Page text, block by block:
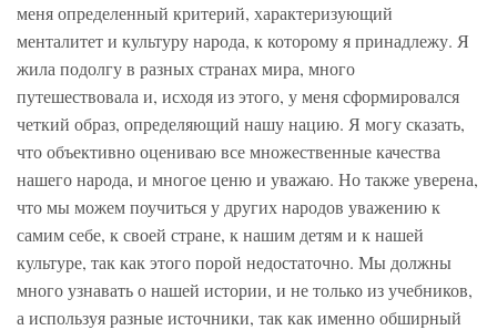
меня определенный критерий, характеризующий
менталитет и культуру народа, к которому я принадлежу. Я
жила подолгу в разных странах мира, много
путешествовала и, исходя из этого, у меня сформировался
четкий образ, определяющий нашу нацию. Я могу сказать,
что объективно оцениваю все множественные качества
нашего народа, и многое ценю и уважаю. Но также уверена,
что мы можем поучиться у других народов уважению к
самим себе, к своей стране, к нашим детям и к нашей
культуре, так как этого порой недостаточно. Мы должны
много узнавать о нашей истории, и не только из учебников,
а используя разные источники, так как именно обширный